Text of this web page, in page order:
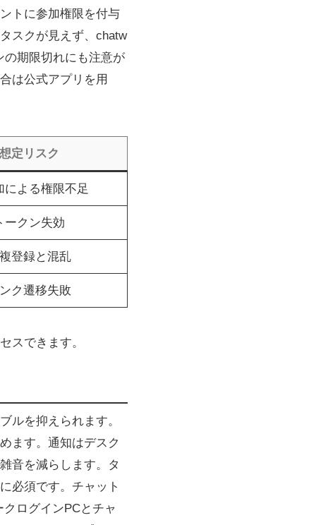
トに参加権限を付与
スクが見えず、chatw
期限切れにも注意が
は公式アプリを用
定リスク
による権限不足
ークン失効
登録と混乱
ク遷移失敗
スできます。
ルを抑えられます。
ます。通知はデスク
音を減らします。タ
必須です。チャット
ログインPCとチャ